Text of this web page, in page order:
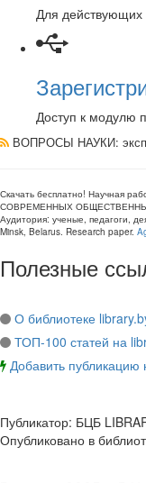
Для действующих
Доступ к модулю
ВОПРОСЫ НАУКИ:
Скачать бесплатно! Научная
СОВРЕМЕННЫХ
Аудитория: ученые, педагоги,
Minsk, Belarus. Research paper.
Полезные
О библиотеке
ТОП-100 статей на
Добавить публикацию
Публикатор: БЦБ
Опубликовано в